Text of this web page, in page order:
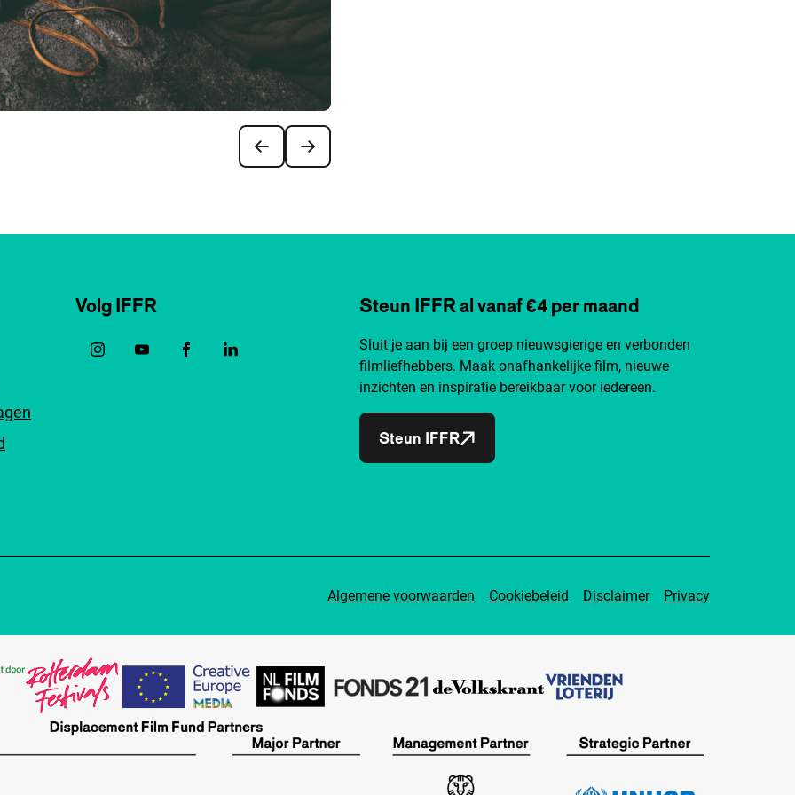
Volg IFFR Steun IFFR al vanaf €4 per maand
Sluit je aan bij een groep nieuwsgierige en verbonden
filmliefhebbers. Maak onafhankelijke film, nieuwe
inzichten en inspiratie bereikbaar voor iedereen.
Steun IFFR
Algemene voorwaarden Cookiebeleid Disclaimer Privacy